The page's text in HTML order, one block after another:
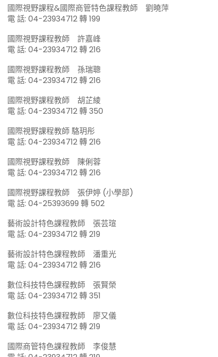
國際視野課程&國際商管特色課程教師 劉曉萍
電 話: 04-23934712 轉 199
國際視野課程教師 許嘉峰
電 話: 04-23934712 轉 216
國際視野課程教師 孫瑞聰
電 話: 04-23934712 轉 216
國際視野課程教師 胡芷綾
電 話: 04-23934712 轉 350
國際視野課程教師 駱玥彤
電 話: 04-23934712 轉 216
國際視野課程教師 陳俐蓉
電 話: 04-23934712 轉 216
國際視野課程教師 張伊婷 (小學部)
電 話: 04-25393699 轉 502
藝術設計特色課程教師 張芸瑄
電 話: 04-23934712 轉 219
藝術設計特色課程教師 潘重光
電 話: 04-23934712 轉 216
數位科技特色課程教師 張賢榮
電 話: 04-23934712 轉 351
數位科技特色課程教師 廖又儀
電 話: 04-23934712 轉 219
國際商管特色課程教師 李俊慧